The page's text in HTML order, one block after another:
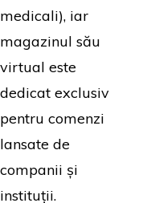
medicali), iar
magazinul său
virtual este
dedicat exclusiv
pentru comenzi
lansate de
companii și
instituții.